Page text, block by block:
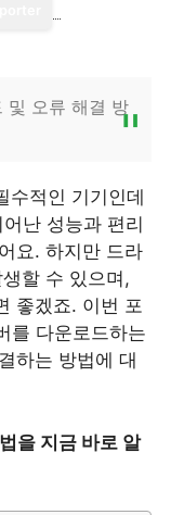
및 오류 해결 방
수적인 기기인데
난 성능과 편리
요. 하지만 드라
할 수 있으며,
좋겠죠. 이번 포
를 다운로드하는
하는 방법에 대
을 지금 바로 알